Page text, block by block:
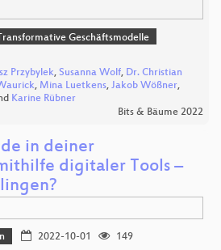
Geschäftsmodelle
Przybylek, Susanna Wolf, Dr. Christian
, Mina Luetkens, Jakob Wößner,
Karine Rübner
Bits & Bäume 2022
in deiner
digitaler Tools –
2022-10-01
149